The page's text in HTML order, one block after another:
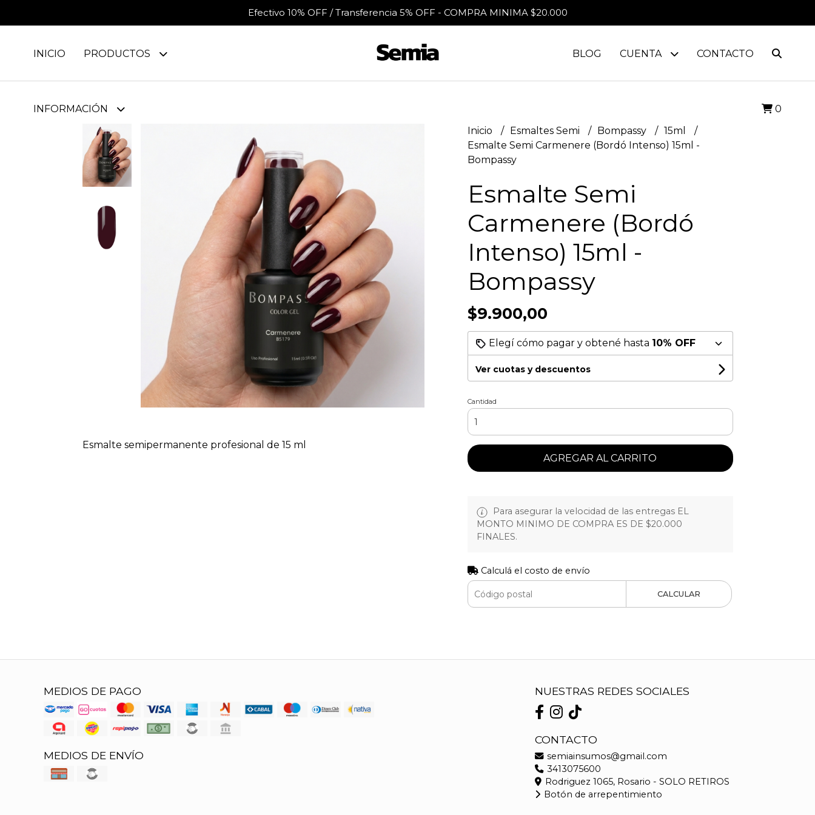
Efectivo 10% OFF / Transferencia 5% OFF - COMPRA MINIMA $20.000
INICIO PRODUCTOS
INFORMACIÓN
BLOG CUENTA CONTACTO
0
Esmalte semipermanente profesional de 15 ml
Inicio Esmaltes Semi Bompassy
15ml
Esmalte Semi Carmenere (Bordó Intenso) 15ml -
Bompassy
Esmalte Semi
Carmenere (Bordó
Intenso) 15ml -
Bompassy
$9.900,00
Elegí cómo pagar y obtené hasta 10% OFF
Ver cuotas y descuentos
Cantidad
AGREGAR AL CARRITO
Para asegurar la velocidad de las entregas EL
MONTO MINIMO DE COMPRA ES DE $20.000
FINALES.
Calculá el costo de envío
CALCULAR
MEDIOS DE PAGO
MEDIOS DE ENVÍO
NUESTRAS REDES SOCIALES
CONTACTO
semiainsumos@gmail.com
3413075600
Rodriguez 1065, Rosario - SOLO RETIROS
Botón de arrepentimiento